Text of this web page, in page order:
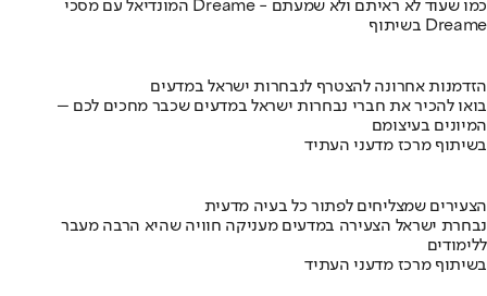
המונדיאל עם מסכי Dreame - כמו שעוד לא ראיתם ולא שמעתם
בשיתוף Dreame
הזדמנות אחרונה להצטרף לנבחרות ישראל במדעים
בואו להכיר את חברי נבחרות ישראל במדעים שכבר מחכים לכם –
המיונים בעיצומם
בשיתוף מרכז מדעני העתיד
הצעירים שמצליחים לפתור כל בעיה מדעית
נבחרת ישראל הצעירה במדעים מעניקה חוויה שהיא הרבה מעבר
ללימודים
בשיתוף מרכז מדעני העתיד